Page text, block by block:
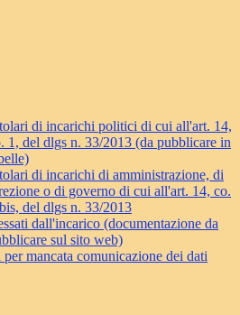
di incarichi politici di cui all'art. 14,
1, del dlgs n. 33/2013 (da pubblicare in
di incarichi di amministrazione, di
o di governo di cui all'art. 14, co.
del dlgs n. 33/2013
dall'incarico (documentazione da
sul sito web)
per mancata comunicazione dei dati